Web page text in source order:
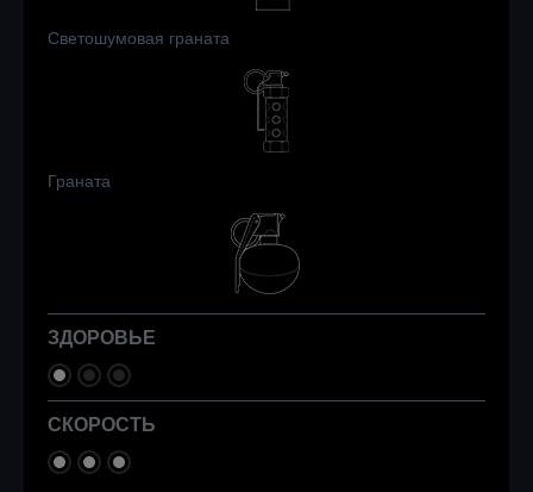
Светошумовая граната
Граната
ЗДОРОВЬЕ
СКОРОСТЬ